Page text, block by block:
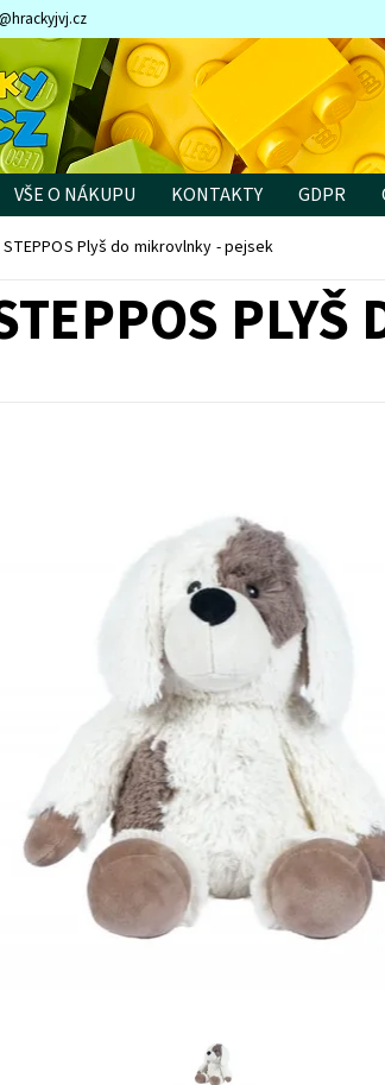
hrackyjvj.cz
VŠE O NÁKUPU KONTAKTY GDPR
STEPPOS Plyš do mikrovlnky - pejsek